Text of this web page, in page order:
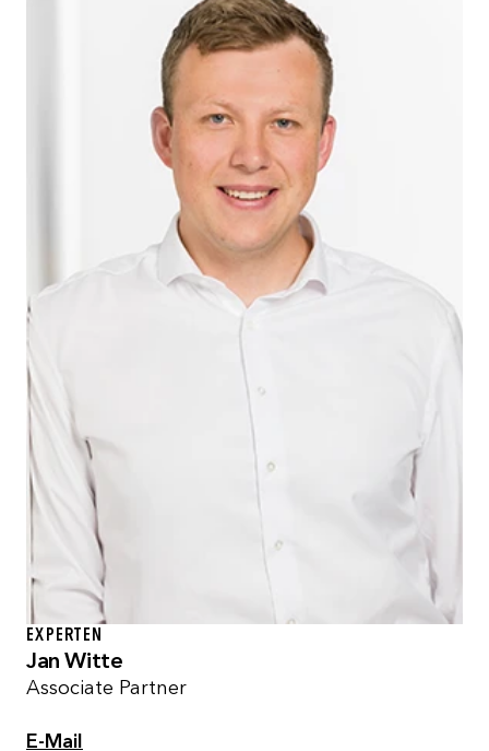
EXPERTEN
Jan Witte
Associate Partner
E-Mail